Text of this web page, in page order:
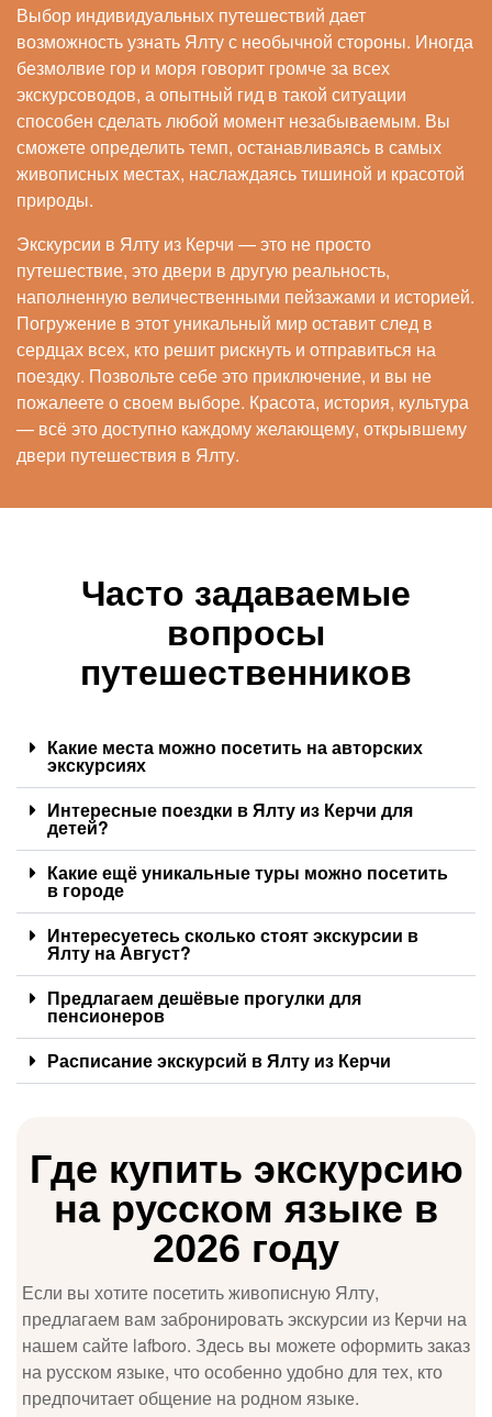
Выбор индивидуальных путешествий дает
возможность узнать Ялту с необычной стороны. Иногда
безмолвие гор и моря говорит громче за всех
экскурсоводов, а опытный гид в такой ситуации
способен сделать любой момент незабываемым. Вы
сможете определить темп, останавливаясь в самых
живописных местах, наслаждаясь тишиной и красотой
природы.
Экскурсии в Ялту из Керчи — это не просто
путешествие, это двери в другую реальность,
наполненную величественными пейзажами и историей.
Погружение в этот уникальный мир оставит след в
сердцах всех, кто решит рискнуть и отправиться на
поездку. Позвольте себе это приключение, и вы не
пожалеете о своем выборе. Красота, история, культура
— всё это доступно каждому желающему, открывшему
двери путешествия в Ялту.
Часто задаваемые
вопросы
путешественников
Какие места можно посетить на авторских
экскурсиях
Интересные поездки в Ялту из Керчи для
детей?
Какие ещё уникальные туры можно посетить
в городе
Интересуетесь сколько стоят экскурсии в
Ялту на Август?
Предлагаем дешёвые прогулки для
пенсионеров
Расписание экскурсий в Ялту из Керчи
Где купить экскурсию
на русском языке в
2026 году
Если вы хотите посетить живописную Ялту,
предлагаем вам забронировать экскурсии из Керчи на
нашем сайте lafboro. Здесь вы можете оформить заказ
на русском языке, что особенно удобно для тех, кто
предпочитает общение на родном языке.